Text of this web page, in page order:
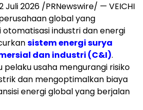
Juli 2026 /PRNewswire/ — VEICHI
global yang
otomatisasi industri dan energi
sistem energi surya
dan industri (C&I).
pelaku usaha mengurangi risiko
dan mengoptimalkan biaya
energi global yang berjalan